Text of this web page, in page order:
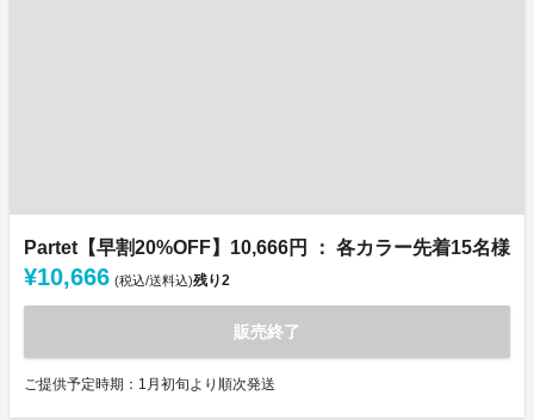
Partet【早割20%OFF】10,666円 ： 各カラー先着15名様
¥10,666 (税込/送料込)残り2
販売終了
ご提供予定時期：1月初旬より順次発送